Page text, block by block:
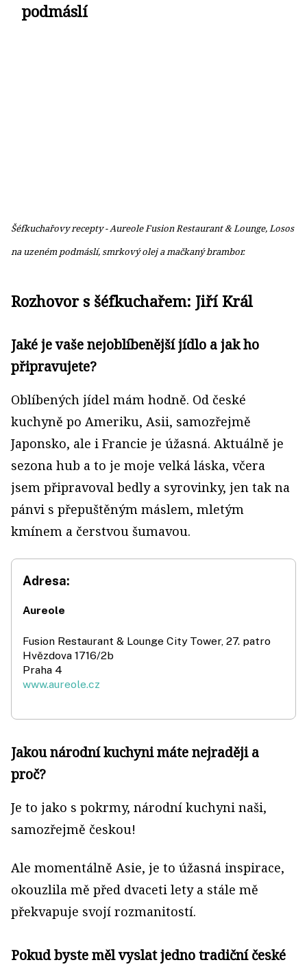
podmáslí
Šéfkuchařovy recepty - Aureole Fusion Restaurant & Lounge, Losos
na uzeném podmáslí, smrkový olej a mačkaný brambor.
Rozhovor s šéfkuchařem: Jiří Král
Jaké je vaše nejoblíbenější jídlo a jak ho
připravujete?
Oblíbených jídel mám hodně. Od české
kuchyně po Ameriku, Asii, samozřejmě
Japonsko, ale i Francie je úžasná. Aktuálně je
sezona hub a to je moje velká láska, včera
jsem připravoval bedly a syrovinky, jen tak na
pánvi s přepuštěným máslem, mletým
kmínem a čerstvou šumavou.
Adresa:
Aureole
Fusion Restaurant & Lounge City Tower, 27. patro
Hvězdova 1716/2b
Praha 4
www.aureole.cz
Jakou národní kuchyni máte nejraději a
proč?
Je to jako s pokrmy, národní kuchyni naši,
samozřejmě českou!
Ale momentálně Asie, je to úžasná inspirace,
okouzlila mě před dvaceti lety a stále mě
překvapuje svojí rozmanitostí.
Pokud byste měl vyslat jedno tradiční české